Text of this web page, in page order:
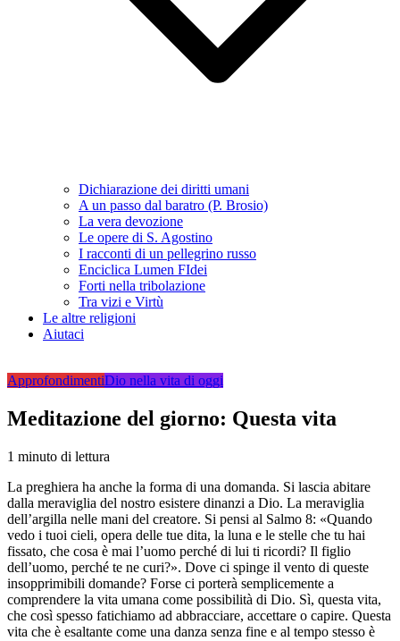
Dichiarazione dei diritti umani
A un passo dal baratro (P. Brosio)
La vera devozione
Le opere di S. Agostino
I racconti di un pellegrino russo
Enciclica Lumen FIdei
Forti nella tribolazione
Tra vizi e Virtù
Le altre religioni
Aiutaci
ApprofondimentiDio nella vita di oggi
Meditazione del giorno: Questa vita
1 minuto di lettura
La preghiera ha anche la forma di una domanda. Si lascia abitare
dalla meraviglia del nostro esistere dinanzi a Dio. La meraviglia
dell’argilla nelle mani del creatore. Si pensi al Salmo 8: «Quando
vedo i tuoi cieli, opera delle tue dita, la luna e le stelle che tu hai
fissato, che cosa è mai l’uomo perché di lui ti ricordi? Il figlio
dell’uomo, perché te ne curi?». Dove ci spinge il vento di queste
insopprimibili domande? Forse ci porterà semplicemente a
comprendere la vita umana come possibilità di Dio. Sì, questa vita,
che così spesso fatichiamo ad abbracciare, accettare o capire. Questa
vita che è esaltante come una danza senza fine e al tempo stesso è